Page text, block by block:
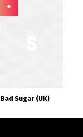
+
Bad Sugar (UK)